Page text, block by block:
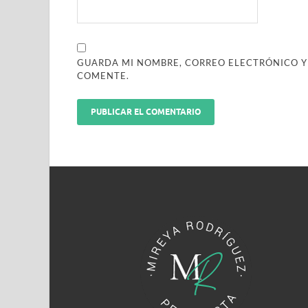
GUARDA MI NOMBRE, CORREO ELECTRÓNICO
COMENTE.